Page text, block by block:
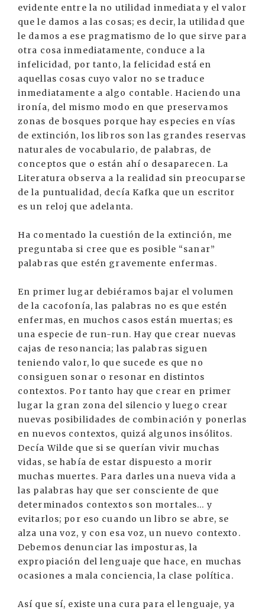
evidente entre la no utilidad inmediata y el valor
que le damos a las cosas; es decir, la utilidad que
le damos a ese pragmatismo de lo que sirve para
otra cosa inmediatamente, conduce a la
infelicidad, por tanto, la felicidad está en
aquellas cosas cuyo valor no se traduce
inmediatamente a algo contable. Haciendo una
ironía, del mismo modo en que preservamos
zonas de bosques porque hay especies en vías
de extinción, los libros son las grandes reservas
naturales de vocabulario, de palabras, de
conceptos que o están ahí o desaparecen. La
Literatura observa a la realidad sin preocuparse
de la puntualidad, decía Kafka que un escritor
es un reloj que adelanta.
Ha comentado la cuestión de la extinción, me
preguntaba si cree que es posible “sanar”
palabras que estén gravemente enfermas.
En primer lugar debiéramos bajar el volumen
de la cacofonía, las palabras no es que estén
enfermas, en muchos casos están muertas; es
una especie de run-run. Hay que crear nuevas
cajas de resonancia; las palabras siguen
teniendo valor, lo que sucede es que no
consiguen sonar o resonar en distintos
contextos. Por tanto hay que crear en primer
lugar la gran zona del silencio y luego crear
nuevas posibilidades de combinación y ponerlas
en nuevos contextos, quizá algunos insólitos.
Decía Wilde que si se querían vivir muchas
vidas, se había de estar dispuesto a morir
muchas muertes. Para darles una nueva vida a
las palabras hay que ser consciente de que
determinados contextos son mortales... y
evitarlos; por eso cuando un libro se abre, se
alza una voz, y con esa voz, un nuevo contexto.
Debemos denunciar las imposturas, la
expropiación del lenguaje que hace, en muchas
ocasiones a mala conciencia, la clase política.
Así que sí, existe una cura para el lenguaje, ya